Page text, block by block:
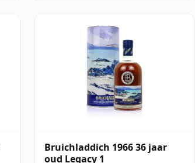
Bruichladdich 1966 36 jaar
oud Legacy 1